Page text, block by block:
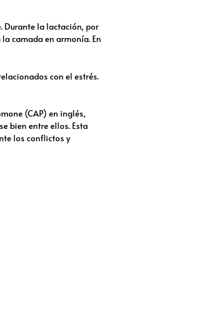
Durante la lactación, por
camada en armonía. En
con el estrés.
(CAP) en inglés,
bien entre ellos. Esta
los conflictos y